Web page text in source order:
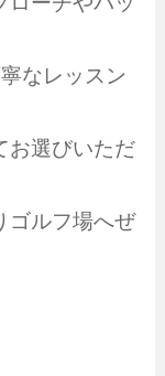
なレッスン
お選びいただ
ゴルフ場へぜ